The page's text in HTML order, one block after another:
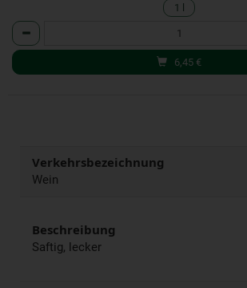
1 l
Anzahl
6,45 €
Verkehrsbezeichnung
Wein
Beschreibung
Saftig, lecker